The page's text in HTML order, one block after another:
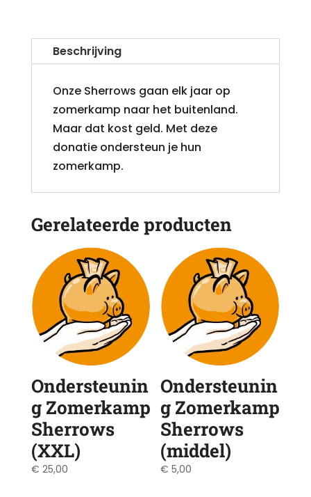
aantal
Beschrijving
Onze Sherrows gaan elk jaar op
zomerkamp naar het buitenland.
Maar dat kost geld. Met deze
donatie ondersteun je hun
zomerkamp.
Gerelateerde producten
Ondersteunin
g Zomerkamp
Sherrows
(XXL)
€ 25,00
Ondersteunin
g Zomerkamp
Sherrows
(middel)
€ 5,00